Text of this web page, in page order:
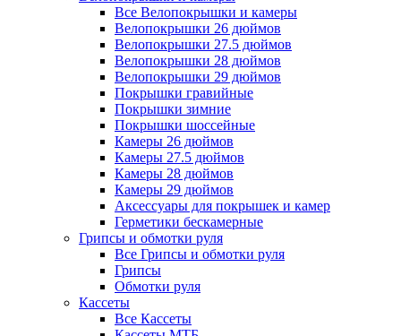
Все Велопокрышки и камеры
Велопокрышки 26 дюймов
Велопокрышки 27.5 дюймов
Велопокрышки 28 дюймов
Велопокрышки 29 дюймов
Покрышки гравийные
Покрышки зимние
Покрышки шоссейные
Камеры 26 дюймов
Камеры 27.5 дюймов
Камеры 28 дюймов
Камеры 29 дюймов
Аксессуары для покрышек и камер
Герметики бескамерные
Грипсы и обмотки руля
Все Грипсы и обмотки руля
Грипсы
Обмотки руля
Кассеты
Все Кассеты